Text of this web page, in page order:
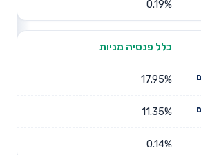
0.19%
כלל פנסיה מניות
17.95%
11.35%
0.14%